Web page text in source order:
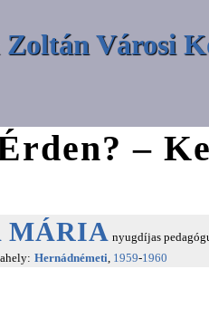
Zoltán Városi
–
MÁRIA nyugdíjas
Hernádnémeti, 1959-1960